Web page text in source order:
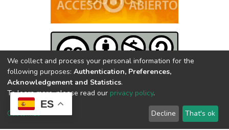
ES
2025 | UNIVERSIDAD CATÓLICA DE LA PLATA | Avenida 13
nº 1227 | CP 1900 - La Plata - República Argentina
We collect and process your personal information for the
following purposes: Authentication, Preferences,
Acknowledgement and Statistics.
To learn more, please read our privacy policy.
Customize Decline That's ok